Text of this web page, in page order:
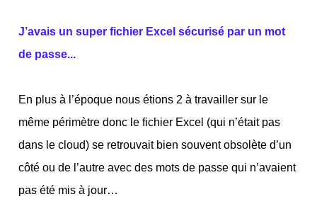
J’avais un super fichier Excel sécurisé par un mot
de passe...
En plus à l’époque nous étions 2 à travailler sur le
même périmètre donc le fichier Excel (qui n’était pas
dans le cloud) se retrouvait bien souvent obsolète d’un
côté ou de l’autre avec des mots de passe qui n’avaient
pas été mis à jour…